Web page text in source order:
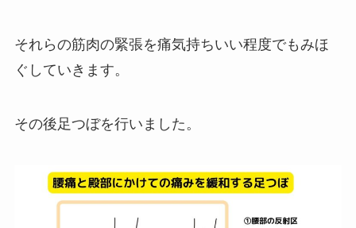
それらの筋肉の緊張を痛気持ちいい程度でもみほ
ぐしていきます。
その後足つぼを行いました。